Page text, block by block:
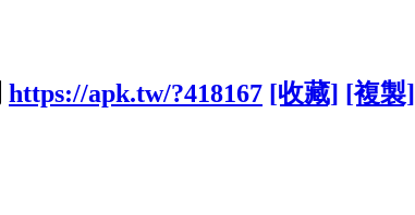
https://apk.tw/?418167 [收藏] [複製]